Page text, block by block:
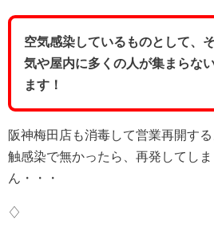
空気感染しているものとして、
気や屋内に多くの人が集まらな
ます！
阪神梅田店も消毒して営業再開す
触感染で無かったら、再発してし
ん・・・
♢